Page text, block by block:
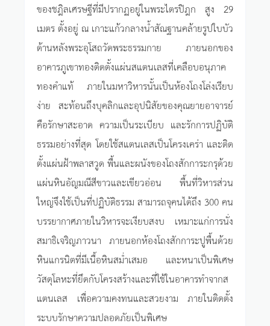
ของชฎิลเศรษฐีที่มีปรากฏอยู่ในพระไตรปิฎก สูง 29
เมตร ตั้งอยู่ ณ เกาะแก้วกลางน้ำสัณฐานคล้ายรูปใบบัว
ด้านหลังพระอุโสถวัดพระธรรมกาย ภายนอกของ
อาคารภูเขาทองติดตั้งแผ่นสแตนเลสที่เคลือบอนุภาค
ทองคำแท้ ภายในมหาวิหารนั้นเป็นห้องโถงโล่งเรียบ
ง่าย สะท้อนถึงบุคลิกและอุปนิสัยของคุณยายอาจารย์
คือรักษาสะอาด ความเป็นระเบียบ และรักการปฏิบัติ
ธรรมอย่างที่สุด โดยใช้สแตนเลสเป็นโครงเคร่า และติด
ตั้งแผ่นฝ้าพลาสวูด พื้นและผนังของโถงสักการะกรุด้วย
แผ่นหินอัญมณีสีขาวและเขียวอ่อน พื้นที่วิหารส่วน
ใหญ่จึงใช้เป็นที่ปฏิบัติธรรม สามารถจุคนได้ถึง 300 คน
บรรยากาศภายในวิหารจะเงียบสงบ เหมาะแก่การนั่ง
สมาธิเจริญภาวนา ภายนอกห้องโถงสักการะปูพื้นด้วย
หินแกรนิตที่มีเนื้อหินสม่ำเสมอ และหนาเป็นพิเศษ
วัสดุโลหะที่ยึดกับโครงสร้างและที่ใช้ในอาคารทำจากส
แตนเลส เพื่อความคงทนและสวยงาม ภายในติดตั้ง
ระบบรักษาความปลอดภัยเป็นพิเศษ